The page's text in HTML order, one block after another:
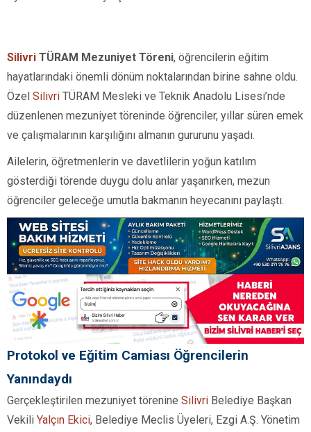
Silivri TÜRAM Mezuniyet Töreni, öğrencilerin eğitim
hayatlarındaki önemli dönüm noktalarından birine sahne oldu.
Özel Silivri TÜRAM Mesleki ve Teknik Anadolu Lisesi’nde
düzenlenen mezuniyet töreninde öğrenciler, yıllar süren emek
ve çalışmalarının karşılığını almanın gururunu yaşadı.
Ailelerin, öğretmenlerin ve davetlilerin yoğun katılım
gösterdiği törende duygu dolu anlar yaşanırken, mezun
öğrenciler geleceğe umutla bakmanın heyecanını paylaştı.
Protokol ve Eğitim Camiası Öğrencilerin
Yanındaydı
Gerçekleştirilen mezuniyet törenine Silivri Belediye Başkan
Vekili Yalçın Ekici, Belediye Meclis Üyeleri, Ezgi A.Ş. Yönetim